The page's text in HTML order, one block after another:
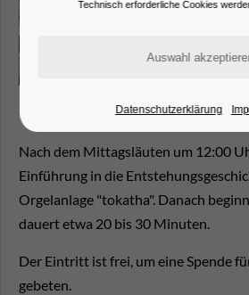
Nach dem Mittagsläuten um 12:00
Einführung in die
Orgelanlage "tokatha". Danach
dauert etwa 20 bis 30 Minuten.
Der Eintritt ist frei, um eine Spende
gebeten.
Technisch erforderliche Cookies
Datenschutzerklärung